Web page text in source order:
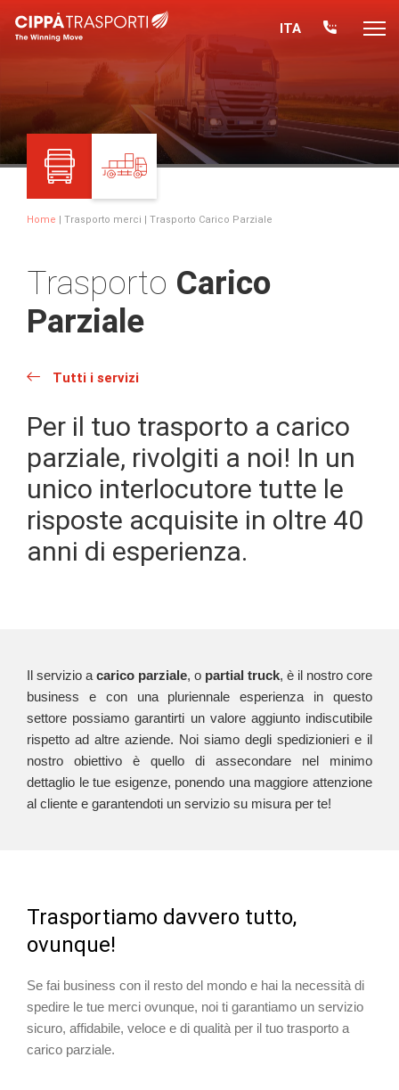
ITA
Home | Trasporto merci | Trasporto Carico Parziale
Trasporto Carico
Parziale
Tutti i servizi
Per il tuo trasporto a carico
parziale, rivolgiti a noi! In un
unico interlocutore tutte le
risposte acquisite in oltre 40
anni di esperienza.
Il servizio a carico parziale, o partial truck, è il nostro core
business e con una pluriennale esperienza in questo
settore possiamo garantirti un valore aggiunto indiscutibile
rispetto ad altre aziende. Noi siamo degli spedizionieri e il
nostro obiettivo è quello di assecondare nel minimo
dettaglio le tue esigenze, ponendo una maggiore attenzione
al cliente e garantendoti un servizio su misura per te!
Trasportiamo davvero tutto,
ovunque!
Se fai business con il resto del mondo e hai la necessità di
spedire le tue merci ovunque, noi ti garantiamo un servizio
sicuro, affidabile, veloce e di qualità per il tuo trasporto a
carico parziale.